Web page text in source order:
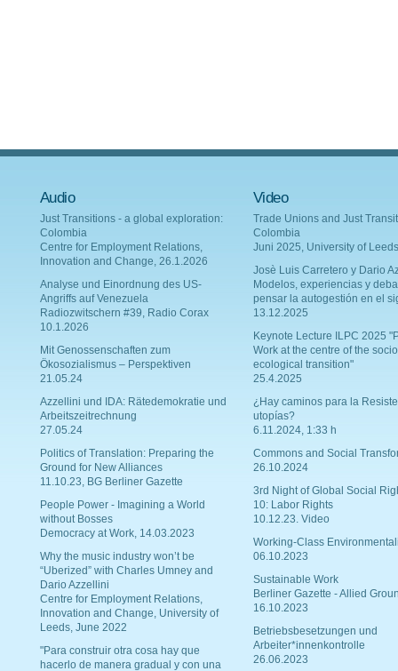
Audio
Just Transitions - a global exploration:
Colombia
Centre for Employment Relations,
Innovation and Change, 26.1.2026
Analyse und Einordnung des US-
Angriffs auf Venezuela
Radiozwitschern #39, Radio Corax
10.1.2026
Mit Genossenschaften zum
Ökosozialismus – Perspektiven
21.05.24
Azzellini und IDA: Rätedemokratie und
Arbeitszeitrechnung
27.05.24
Politics of Translation: Preparing the
Ground for New Alliances
11.10.23, BG Berliner Gazette
People Power - Imagining a World
without Bosses
Democracy at Work, 14.03.2023
Why the music industry won’t be
“Uberized” with Charles Umney and
Dario Azzellini
Centre for Employment Relations,
Innovation and Change, University of
Leeds, June 2022
"Para construir otra cosa hay que
hacerlo de manera gradual y con una
Video
Trade Unions and Just
Colombia
Juni 2025, University of Leeds
Josè Luis Carretero y Dario
Modelos, experiencias y
pensar la autogestión en el
13.12.2025
Keynote Lecture ILPC 2025
Work at the centre of the
ecological transition"
25.4.2025
¿Hay caminos para la
utopías?
6.11.2024, 1:33 h
Commons and Social
26.10.2024
3rd Night of Global Social
10: Labor Rights
10.12.23. Video
Working-Class
06.10.2023
Sustainable Work
Berliner Gazette - Allied
16.10.2023
Betriebsbesetzungen und
Arbeiter*innenkontrolle
26.06.2023